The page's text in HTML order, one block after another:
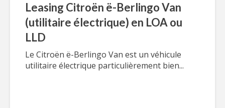
Leasing Citroën ë-Berlingo Van
(utilitaire électrique) en LOA ou
LLD
Le Citroën ë-Berlingo Van est un véhicule
utilitaire électrique particulièrement bien...